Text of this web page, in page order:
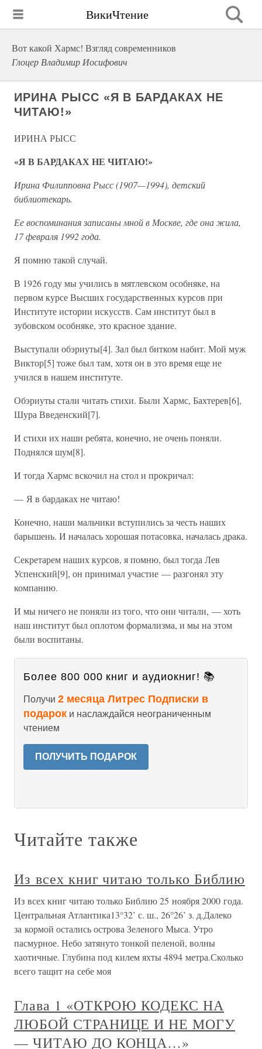
ВикиЧтение
Вот какой Хармс! Взгляд современников
Глоцер Владимир Иосифович
ИРИНА РЫСС «Я В БАРДАКАХ НЕ
ЧИТАЮ!»
ИРИНА РЫСС
«Я В БАРДАКАХ НЕ ЧИТАЮ!»
Ирина Филипповна Рысс (1907—1994), детский
библиотекарь.
Ее воспоминания записаны мной в Москве, где она жила,
17 февраля 1992 года.
Я помню такой случай.
В 1926 году мы учились в мятлевском особняке, на
первом курсе Высших государственных курсов при
Институте истории искусств. Сам институт был в
зубовском особняке, это красное здание.
Выступали обэриуты[4]. Зал был битком набит. Мой муж
Виктор[5] тоже был там, хотя он в это время еще не
учился в нашем институте.
Обэриуты стали читать стихи. Были Хармс, Бахтерев[6],
Шура Введенский[7].
И стихи их наши ребята, конечно, не очень поняли.
Поднялся шум[8].
И тогда Хармс вскочил на стол и прокричал:
— Я в бардаках не читаю!
Конечно, наши мальчики вступились за честь наших
барышень. И началась хорошая потасовка, началась драка.
Секретарем наших курсов, я помню, был тогда Лев
Успенский[9], он принимал участие — разгонял эту
компанию.
И мы ничего не поняли из того, что они читали, — хоть
наш институт был оплотом формализма, и мы на этом
были воспитаны.
Более 800 000 книг и аудиокниг! 📚
Получи 2 месяца Литрес Подписки в
подарок и наслаждайся неограниченным
чтением
ПОЛУЧИТЬ ПОДАРОК
Читайте также
Из всех книг читаю только Библию
Из всех книг читаю только Библию 25 ноября 2000 года.
Центральная Атлантика13°32’ с. ш., 26°26’ з. д.Далеко
за кормой остались острова Зеленого Мыса. Утро
пасмурное. Небо затянуто тонкой пеленой, волны
хаотичные. Глубина под килем яхты 4894 метра.Сколько
всего тащит на себе моя
Глава 1 «ОТКРОЮ КОДЕКС НА
ЛЮБОЙ СТРАНИЦЕ И НЕ МОГУ
— ЧИТАЮ ДО КОНЦА…»